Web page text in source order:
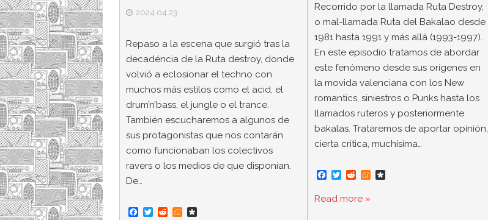
2024.04.23
Repaso a la escena que surgió tras la
decadéncia de la Ruta destroy, donde
volvió a eclosionar el techno con
muchos más estilos como el acid, el
drum’n’bass, el jungle o el trance.
También escucharemos a algunos de
sus protagonistas que nos contarán
como funcionaban los colectivos
ravers o los medios de que disponían.
De…
F
T
R
M
Recorrido por la llamada Ruta Destroy,
o mal-llamada Ruta del Bakalao desde
1981 hasta 1991 y más allá (1993-1997).
En este episodio tratamos de abordar
este fenómeno desde sus orígenes en
la movida valenciana con los New
romantics, siniestros o Punks hasta los
llamados ruteros y posteriormente
bakalas. Trataremos de aportar opinión,
cierta critica, muchísima…
F
c
e
T
i
t
R
d
d
M D
Read more »